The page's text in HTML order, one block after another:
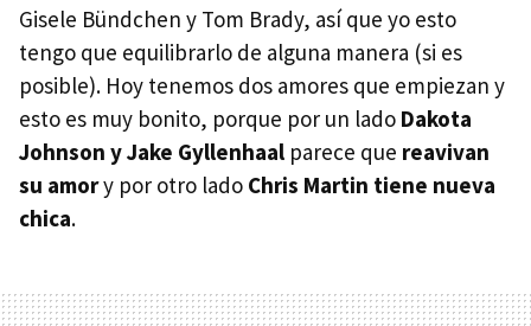
Gisele Bündchen y Tom Brady, así que yo esto
tengo que equilibrarlo de alguna manera (si es
posible). Hoy tenemos dos amores que empiezan y
esto es muy bonito, porque por un lado Dakota
Johnson y Jake Gyllenhaal parece que reavivan
su amory por otro lado Chris Martin tiene nueva
chica.